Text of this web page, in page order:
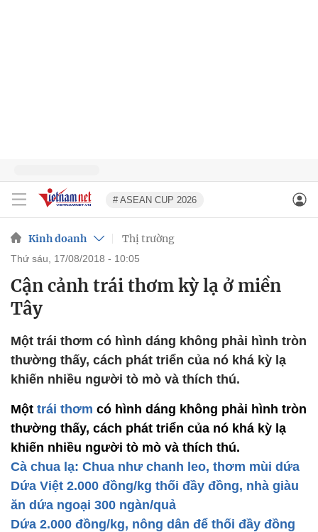
# ASEAN CUP 2026
Kinh doanh Thị trường
thứ sáu, 17/08/2018 - 10:05
Cận cảnh trái thơm kỳ lạ ở miền
Tây
Một trái thơm có hình dáng không phải hình tròn
thường thấy, cách phát triển của nó khá kỳ lạ
khiến nhiều người tò mò và thích thú.
Một trái thơm có hình dáng không phải hình tròn
thường thấy, cách phát triển của nó khá kỳ lạ
khiến nhiều người tò mò và thích thú.
Cà chua lạ: Chua như chanh leo, thơm mùi dứa
Dứa Việt 2.000 đồng/kg thối đầy đồng, nhà giàu
ăn dứa ngoại 300 ngàn/quả
Dứa 2.000 đồng/kg, nông dân để thối đầy đồng